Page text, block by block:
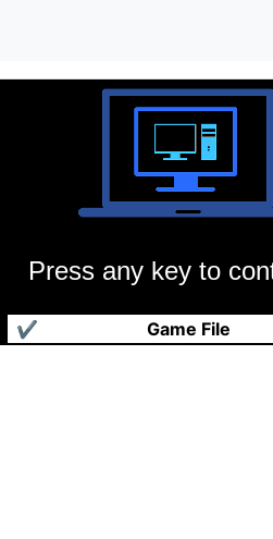
Press any key to
Game File
✔
日伊卡洛斯